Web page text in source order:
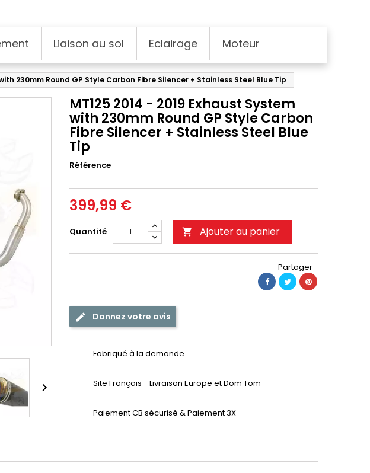
Liaison au sol Eclairage Moteur
230mm Round GP Style Carbon Fibre Silencer + Stainless Steel Blue Tip

MT125 2014 - 2019 Exhaust System
with 230mm Round GP Style Carbon
Fibre Silencer + Stainless Steel Blue
Tip
Référence
399,99 €
Quantité  Ajouter au panier
Partager
Donnez votre avis
Fabriqué à la demande
Site Français - Livraison Europe et Dom Tom
Paiement CB sécurisé & Paiement 3X